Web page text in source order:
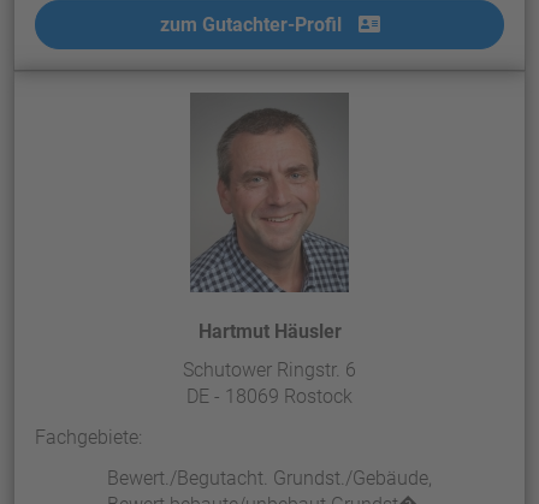
zum Gutachter-Profil
Hartmut Häusler
Schutower Ringstr. 6
DE - 18069 Rostock
Fachgebiete:
Bewert./Begutacht. Grundst./Gebäude,